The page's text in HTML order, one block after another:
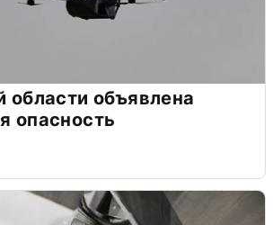
области объявлена
опасность